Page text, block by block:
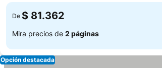
De $ 81.362
Mira precios de 2 páginas
Opción destacada